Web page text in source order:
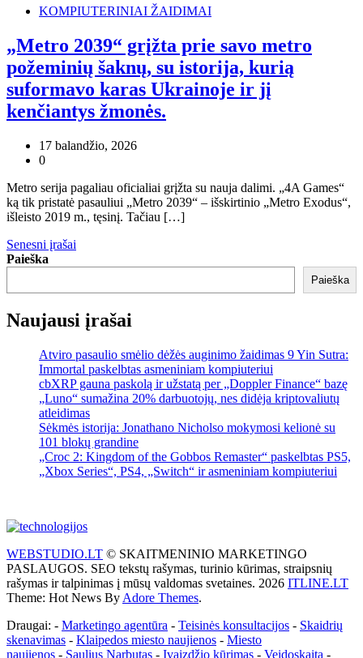
KOMPIUTERINIAI ŽAIDIMAI
„Metro 2039“ grįžta prie savo metro
požeminių šaknų, su istorija, kurią
suformavo karas Ukrainoje ir jį
kenčiantys žmonės.
17 balandžio, 2026
0
Metro serija pagaliau oficialiai grįžta su nauja dalimi. „4A Games“
ką tik pristatė pasauliui „Metro 2039“ – išskirtinio „Metro Exodus“,
išleisto 2019 m., tęsinį. Tačiau […]
Navigacija
tarp
įrašų
Senesni įrašai
Paieška
Paieška
Naujausi įrašai
Atviro pasaulio smėlio dėžės auginimo žaidimas 9 Yin Sutra:
Immortal paskelbtas asmeniniam kompiuteriui
cbXRP gauna paskolą ir užstatą per „Doppler Finance“ bazę
„Luno“ sumažina 20% darbuotojų, nes didėja kriptovaliutų
atleidimas
Sėkmės istorija: Jonathano Nicholso mokymosi kelionė su
101 blokų grandine
„Croc 2: Kingdom of the Gobbos Remaster“ paskelbtas PS5,
„Xbox Series“, PS4, „Switch“ ir asmeniniam kompiuteriui
WEBSTUDIO.LT © SKAITMENINIO MARKETINGO
PASLAUGOS. SEO tekstų rašymas, turinio kūrimas, straipsnių
rašymas ir talpinimas į mūsų valdomas svetaines. 2026 ITLINE.LT
Theme: Hot News By Adore Themes.
Draugai: - Marketingo agentūra - Teisinės konsultacijos - Skaidrių
skenavimas - Klaipedos miesto naujienos - Miesto
naujienos - Saulius Narbutas - Įvaizdžio kūrimas - Veidoskaita -